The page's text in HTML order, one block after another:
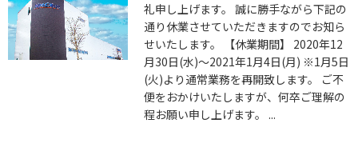
礼申し上げます。 誠に勝手ながら下記の
通り休業させていただきますのでお知ら
せいたします。 【休業期間】 2020年12
月30日(水)～2021年1月4日(月) ※1月5日
(火)より通常業務を再開致します。 ご不
便をおかけいたしますが、何卒ご理解の
程お願い申し上げます。 ...